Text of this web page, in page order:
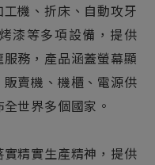
機、折床、自動攻牙
漆等多項設備，提供
務，產品涵蓋螢幕顯
賣機、機櫃、電源供
世界多個國家。
精實生產精神，提供